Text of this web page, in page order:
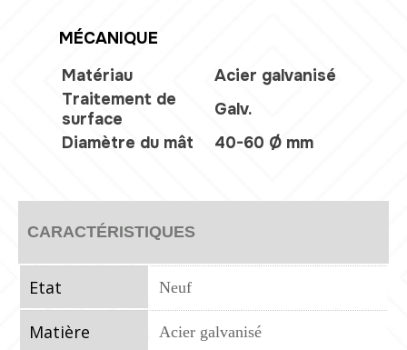
MÉCANIQUE
Matériau
Acier galvanisé
Traitement de
surface
Galv.
Diamètre du mât
40-60 Ø mm
CARACTÉRISTIQUES
Etat Neuf
Matière Acier galvanisé